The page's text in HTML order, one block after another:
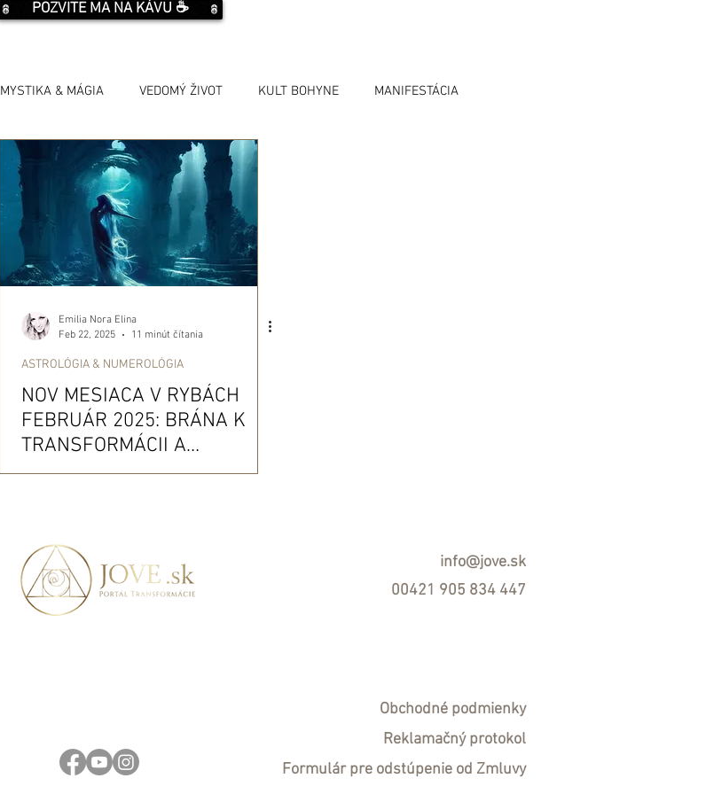
POZVITE MA NA KÁVU ☕️
MYSTIKA & MÁGIA VEDOMÝ ŽIVOT KULT BOHYNE MANIFESTÁCIA
Emilia Nora Elina
Feb 22, 2025
11 minút čítania
ASTROLÓGIA & NUMEROLÓGIA
NOV MESIACA V RYBÁCH
FEBRUÁR 2025: BRÁNA K
TRANSFORMÁCII A
ODOVZDANIU SA VYŠŠIEMU
MAXIMUM
info@jove.sk
00421 905 834 447
Obchodné podmienky
Reklamačný protokol
Formulár pre odstúpenie od Zmluvy